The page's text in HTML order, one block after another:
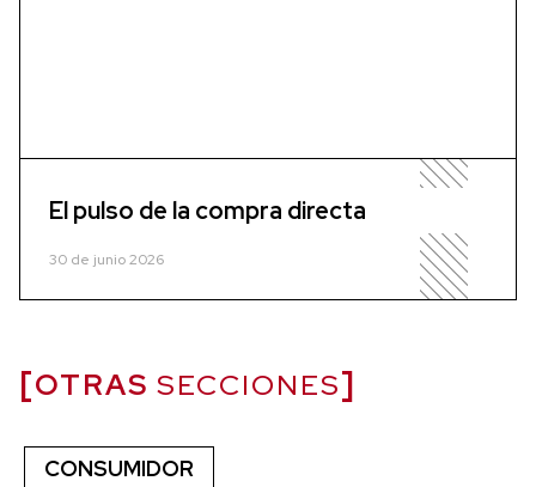
El pulso de la compra directa
30 de junio 2026
OTRAS SECCIONES
CONSUMIDOR